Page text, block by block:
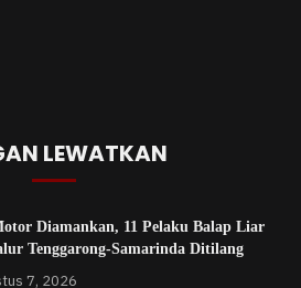
LEWATKAN
Diamankan, 11 Pelaku Balap Liar
Tenggarong-Samarinda Ditilang
7, 2026